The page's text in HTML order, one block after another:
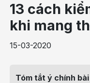
13 cách
khi mang
15-03-2020
Tóm tắt ý chính